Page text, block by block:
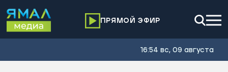
ПРЯМОЙ ЭФИР
16:54 вс, 09 августа